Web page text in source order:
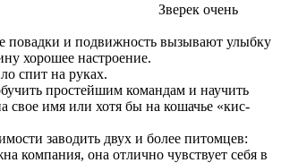
Зверек очень
повадки и подвижность вызывают улыбку
хорошее настроение.
спит на руках.
простейшим командам и научить
свое имя или хотя бы на кошачье «кис-
заводить двух и более питомцев:
компания, она отлично чувствует себя в